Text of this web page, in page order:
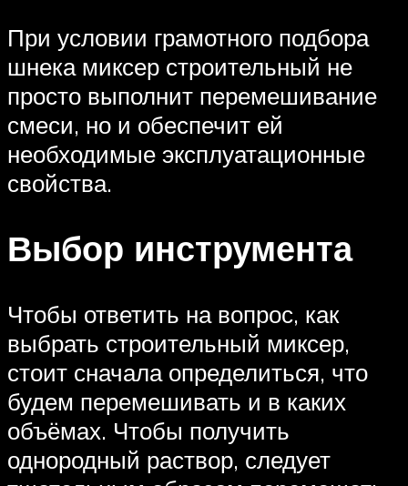
При условии грамотного подбора
шнека миксер строительный не
просто выполнит перемешивание
смеси, но и обеспечит ей
необходимые эксплуатационные
свойства.
Выбор инструмента
Чтобы ответить на вопрос, как
выбрать строительный миксер,
стоит сначала определиться, что
будем перемешивать и в каких
объёмах. Чтобы получить
однородный раствор, следует